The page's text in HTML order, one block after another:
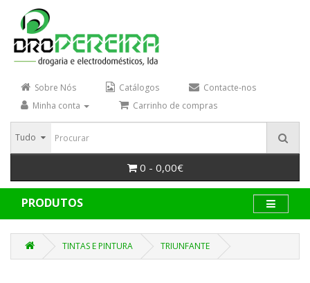
Sobre Nós Catálogos
Contacte-nos
Minha conta
Carrinho de compras
Tudo
0 - 0,00€
PRODUTOS
TINTAS E PINTURA TRIUNFANTE